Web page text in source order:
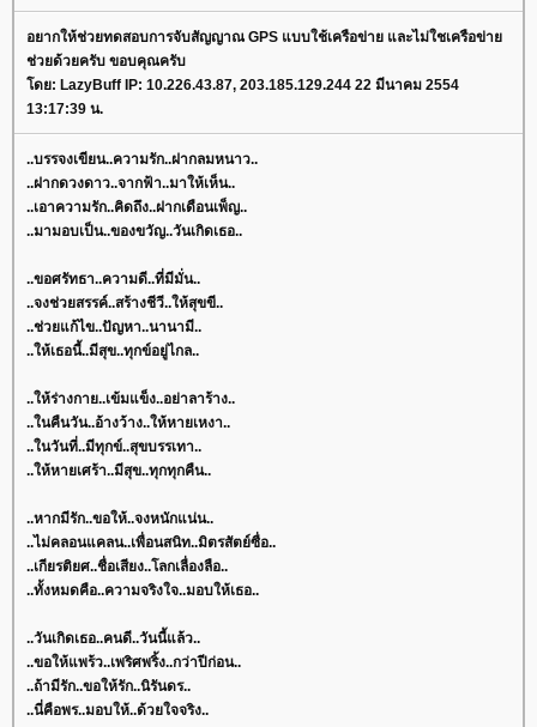
อยากให้ช่วยทดสอบการจับสัญญาณ GPS แบบใช้เครือข่าย และไม่ใชเครือข่า
ช่วยด้วยครับ ขอบคุณครับ
ดย: LazyBuff IP: 10.226.43.87, 203.185.129.244 22 มีนาคม 2554
13:17:39 น.
..บรรจงเขียน..ความรัก..ฝากลมหนาว..
..ฝากดวงดาว..จากฟ้า..มาให้เห็น..
..เอาความรัก..คิดถึง..ฝากเดือนเพ็ญ..
..มามอบเป็น..ของขวัญ..วันเกิดเธอ..
..ขอศรัทธา..ความดี..ที่มีมั่น..
..จงช่วยสรรค์..สร้างชีวี..ให้สุขขี..
..ช่วยแก้ไข..ปัญหา..นานามี..
..ให้เธอนี้..มีสุข..ทุกข์อยู่ไกล..
..ให้ร่างกาย..เข้มแข็ง..อย่าลาร้าง..
..ในคืนวัน..อ้างว้าง..ให้หายเหงา..
..ในวันที่..มีทุกข์..สุขบรรเทา..
..ให้หายเศร้า..มีสุข..ทุกทุกคืน..
..หากมีรัก..ขอให้..จงหนักแน่น..
..ไม่คลอนแคลน..เพื่อนสนิท..มิตรสัตย์ซื่อ..
..เกียรติยศ..ชื่อเสียง..โลกเลื่องลือ..
..ทั้งหมดคือ..ความจริงใจ..มอบให้เธอ..
..วันเกิดเธอ..คนดี..วันนี้แล้ว..
..ขอให้แพร้ว..เพริศพริ้ง..กว่าปีก่อน..
..ถ้ามีรัก..ขอให้รัก..นิรันดร..
..นี่คือพร..มอบให้..ด้วยใจจริง..